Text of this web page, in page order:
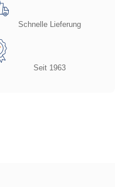
Schnelle Lieferung
Seit 1963